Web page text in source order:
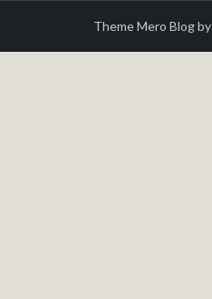
Theme Mero Blog by